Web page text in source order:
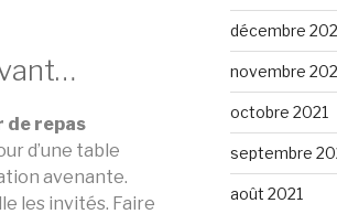
de repas
d’une table
avenante.
les invités. Faire
décembre
novembre
octobre 2021
septembre
août 2021